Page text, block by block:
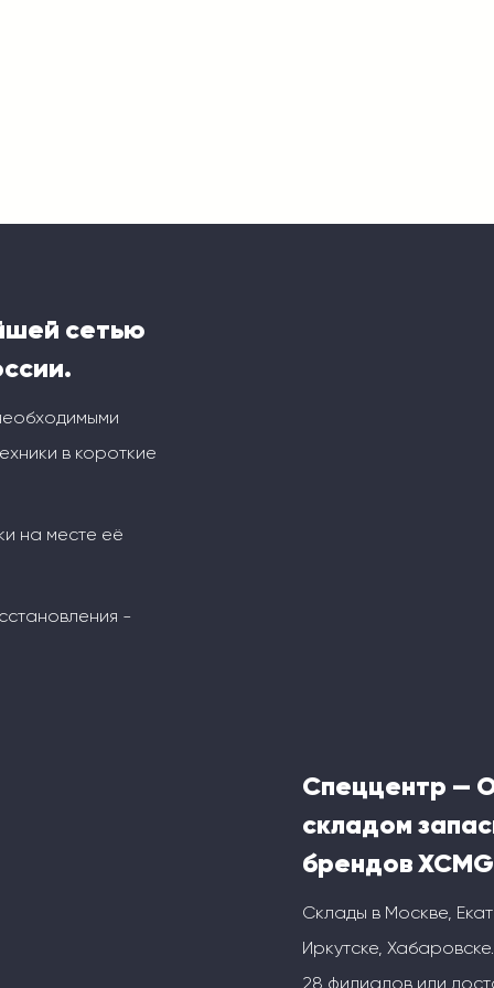
сетью
в короткие
на месте её
-
Спеццентр —
складом
брендов
Склады в Москве,
Иркутске,
28 филиалов или